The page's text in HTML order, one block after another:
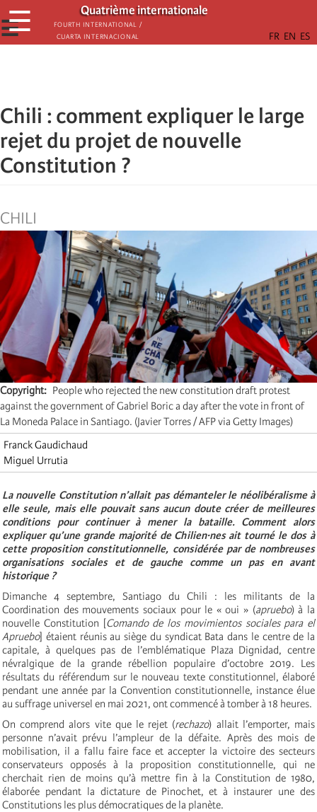
Aller
au
contenu
Quatrième internationale
Fourth International /
Cuarta Internacional
☰
☰
Chili : comment expliquer le large
rejet du projet de nouvelle
Constitution ?
CHILI
Copyright
People who rejected the new constitution draft protest
against the government of Gabriel Boric a day after the vote in front of
La Moneda Palace in Santiago. (Javier Torres / AFP via Getty Images)
Franck Gaudichaud
Miguel Urrutia
La nouvelle Constitution n’allait pas démanteler le néolibéralisme à
elle seule, mais elle pouvait sans aucun doute créer de meilleures
conditions pour continuer à mener la bataille. Comment alors
expliquer qu’une grande majorité de Chilien·nes ait tourné le dos à
cette proposition constitutionnelle, considérée par de nombreuses
organisations sociales et de gauche comme un pas en avant
historique ?
Dimanche 4 septembre, Santiago du Chili : les militants de la
Coordination des mouvements sociaux pour le « oui » (apruebo) à la
nouvelle Constitution [Comando de los movimientos sociales para el
Apruebo] étaient réunis au siège du syndicat Bata dans le centre de la
capitale, à quelques pas de l’emblématique Plaza Dignidad, centre
névralgique de la grande rébellion populaire d’octobre 2019. Les
résultats du référendum sur le nouveau texte constitutionnel, élaboré
pendant une année par la Convention constitutionnelle, instance élue
au suffrage universel en mai 2021, ont commencé à tomber à 18 heures.
On comprend alors vite que le rejet (rechazo) allait l’emporter, mais
personne n’avait prévu l’ampleur de la défaite. Après des mois de
mobilisation, il a fallu faire face et accepter la victoire des secteurs
conservateurs opposés à la proposition constitutionnelle, qui ne
cherchait rien de moins qu’à mettre fin à la Constitution de 1980,
élaborée pendant la dictature de Pinochet, et à instaurer une des
Constitutions les plus démocratiques de la planète.